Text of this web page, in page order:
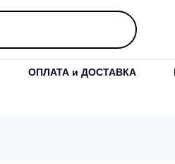
ОПЛАТА и ДОСТАВКА